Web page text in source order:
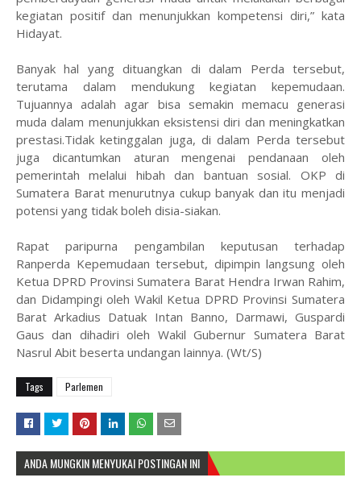
kegiatan positif dan menunjukkan kompetensi diri,” kata
Hidayat.
Banyak hal yang dituangkan di dalam Perda tersebut,
terutama dalam mendukung kegiatan kepemudaan.
Tujuannya adalah agar bisa semakin memacu generasi
muda dalam menunjukkan eksistensi diri dan meningkatkan
prestasi.Tidak ketinggalan juga, di dalam Perda tersebut
juga dicantumkan aturan mengenai pendanaan oleh
pemerintah melalui hibah dan bantuan sosial. OKP di
Sumatera Barat menurutnya cukup banyak dan itu menjadi
potensi yang tidak boleh disia-siakan.
Rapat paripurna pengambilan keputusan terhadap
Ranperda Kepemudaan tersebut, dipimpin langsung oleh
Ketua DPRD Provinsi Sumatera Barat Hendra Irwan Rahim,
dan Didampingi oleh Wakil Ketua DPRD Provinsi Sumatera
Barat Arkadius Datuak Intan Banno, Darmawi, Guspardi
Gaus dan dihadiri oleh Wakil Gubernur Sumatera Barat
Nasrul Abit beserta undangan lainnya. (Wt/S)
Tags Parlemen
ANDA MUNGKIN MENYUKAI POSTINGAN INI